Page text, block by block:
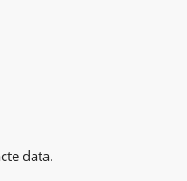
data.